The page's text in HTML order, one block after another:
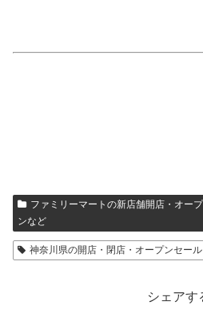
ファミリーマートの新店舗開店・オー
ンなど
神奈川県の開店・閉店・オープンセール
シェアす